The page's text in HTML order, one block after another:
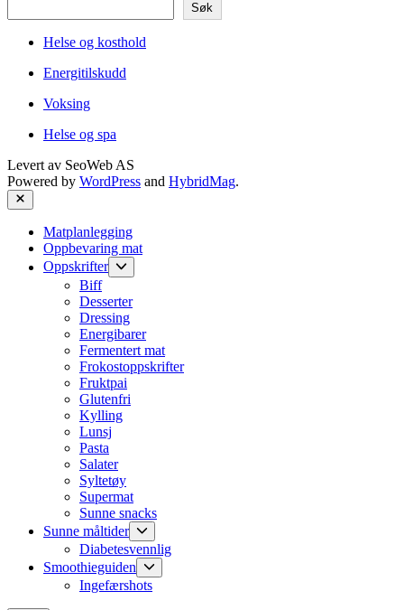
Søk
Helse og kosthold
Energitilskudd
Voksing
Helse og spa
Levert av SeoWeb AS
Powered by WordPress and HybridMag.
Close
Matplanlegging
Oppbevaring mat
Oppskrifter
Show
sub
Biff
Desserter
Dressing
Energibarer
Fermentert mat
Frokostoppskrifter
Fruktpai
Glutenfri
Kylling
Lunsj
Pasta
Salater
Syltetøy
Supermat
Sunne snacks
Sunne måltider
sub
menu
Diabetesvennlig
Smoothieguiden
sub
Ingefærshots